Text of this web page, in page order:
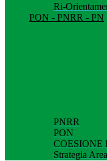
Ri-
PON - PNRR - PN
PNRR
PON
COESIONE
Strategia